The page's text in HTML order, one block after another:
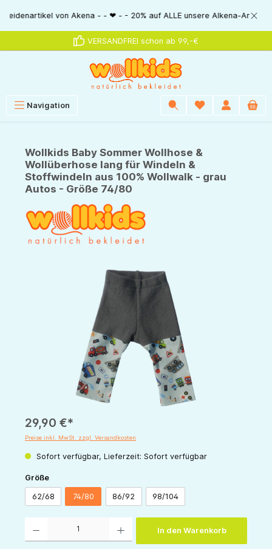
springen
von Akena - - ❤ - - 20% auf ALLE unsere Alkena-Artikel - - ❤
VERSANDFREI schon ab 99,-€
Navigation
Wollkids Baby Sommer Wollhose &
Wollüberhose lang für Windeln &
Stoffwindeln aus 100% Wollwalk - grau
Autos - Größe 74/80
Bildergalerie überspringen
29,90 €*
Preise inkl. MwSt. zzgl. Versandkosten
Sofort verfügbar, Lieferzeit: Sofort verfügbar
Größeauswählen
62/68 74/80 86/92 98/104
In den Warenkorb